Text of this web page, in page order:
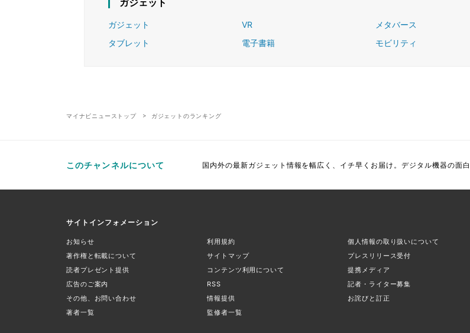
ガジェット
ガジェット VR
メタバース
タブレット
電子書籍 モビリティ
マイナビニューストップ ガジェットのランキング
このチャンネルについて 国内外の最新ガジェット情報を幅広く、イチ早くお届け。デジタル機器の面
サイトインフォメーション
お知らせ 利用規約
個人情報の取り扱いについて
著作権と転載について
サイトマップ
プレスリリース受付
読者プレゼント提供
コンテンツ利用について
提携メディア
広告のご案内
RSS
記者・ライター募集
その他、お問い合わせ
情報提供
お詫びと訂正
著者一覧
監修者一覧